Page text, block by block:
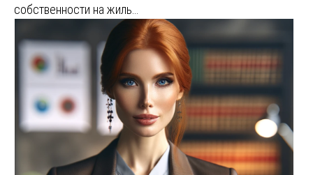
собственности на жиль…